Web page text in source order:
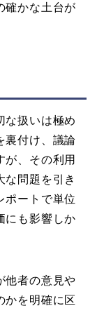
確かな土台が
な扱いは極め
裏付け、議論
が、その利用
な問題を引き
ポートで単位
にも影響しか
他者の意見や
かを明確に区